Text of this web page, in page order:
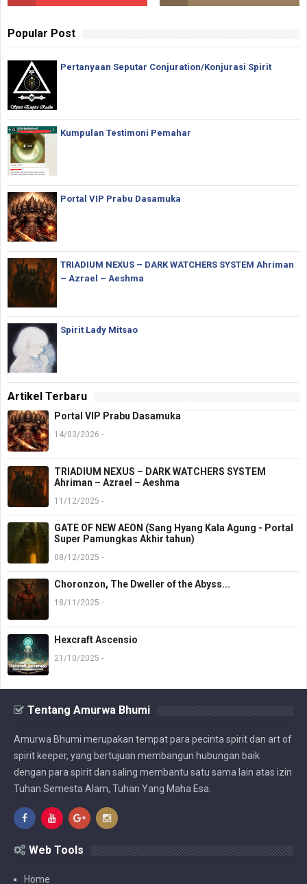
Popular Post
Pertanyaan Seputar Conjuration/Konjurasi Spirit
Kumpulan Testimoni Pemahar
Portal VIP Prabu Dasamuka
TRIADIUM NEXUS – DARK WATCHERS SYSTEM Ahriman
– Azrael – Aeshma
Spirit Lady Mitsao
Artikel Terbaru
Portal VIP Prabu Dasamuka
14/03/2026 -
TRIADIUM NEXUS – DARK WATCHERS SYSTEM
Ahriman – Azrael – Aeshma
11/12/2025 -
GATE OF NEW AEON (Sang Hyang Kala Agung - Portal
Super Pamungkas Akhir tahun)
08/12/2025 -
Choronzon, The Dweller of the Abyss...
18/11/2025 -
Hexcraft Ascensio
21/10/2025 -
Tentang Amurwa Bhumi
Amurwa Bhumi merupakan tempat para pecinta spirit dan art of
spirit keeper, yang bertujuan membangun hubungan baik
dengan para spirit dan saling membantu satu sama lain atas izin
Tuhan Semesta Alam, Tuhan Yang Maha Esa.
Web Tools
Home